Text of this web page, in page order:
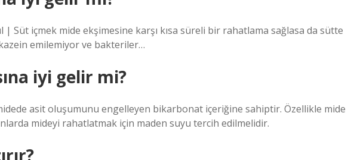
Süt içmek mide ekşimesine karşı kısa süreli bir rahatlama sağlasa da sütte
emilemiyor ve bakteriler…
iyi gelir mi?
asit oluşumunu engelleyen bikarbonat içeriğine sahiptir. Özellikle mide
mideyi rahatlatmak için maden suyu tercih edilmelidir.